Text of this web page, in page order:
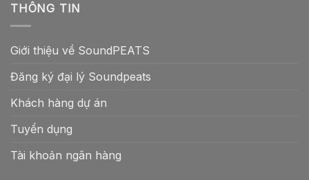
THÔNG TIN
Giới thiệu về SoundPEATS
Đăng ký đại lý Soundpeats
Khách hàng dự án
Tuyển dụng
Tài khoản ngân hàng